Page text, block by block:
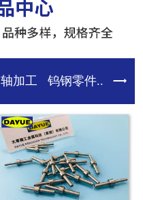
轴加工 钨钢零件... 齿轮